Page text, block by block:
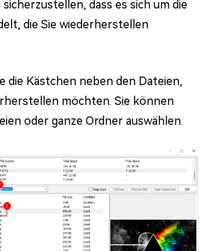
dass es sich um die
die Sie wiederherstellen
die Kästchen neben den Dateien,
möchten. Sie können
oder ganze Ordner auswählen.